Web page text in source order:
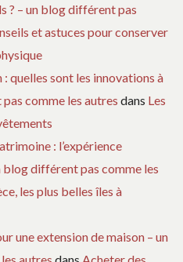
? – un blog différent pas
et astuces pour conserver
quelles sont les innovations à
comme les autres dans Les
: l’expérience
différent pas comme les
les plus belles îles à
une extension de maison – un
autres dans Acheter des